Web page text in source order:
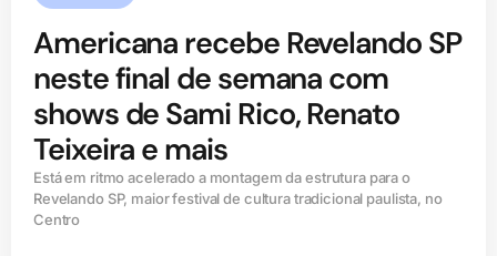
Americana recebe Revelando SP
neste final de semana com
shows de Sami Rico, Renato
Teixeira e mais
Está em ritmo acelerado a montagem da estrutura para o
Revelando SP, maior festival de cultura tradicional paulista, no
Centro